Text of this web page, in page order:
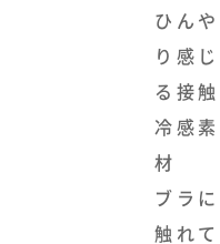
ひん
り感じ
る接触
冷感素
材
ブラに
触れて